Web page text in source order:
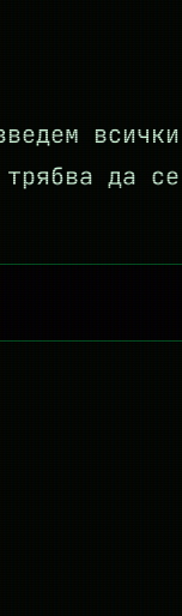
всички
да